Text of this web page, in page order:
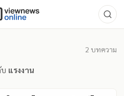
2 บทความ
แรงงาน